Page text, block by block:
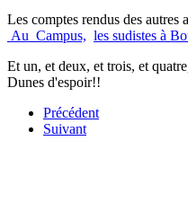
Les comptes rendus des autres
Au Campus, les sudistes à
Et un, et deux, et trois, et
Dunes d'espoir!!
Précédent
Suivant